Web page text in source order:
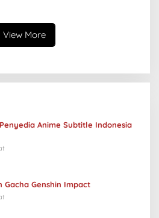
View More
Anime Subtitle Indonesia
Gacha Genshin Impact